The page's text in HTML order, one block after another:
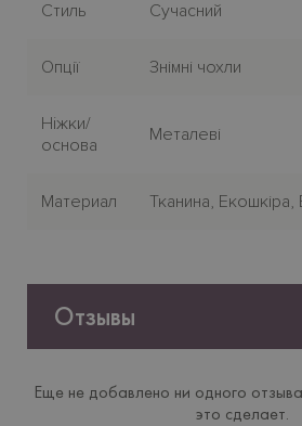
Стиль Сучасний
Опції Знімні чохли
Нiжки/
основа
Металеві
Материал Тканина,
Отзывы
Еще не добавлено ни одного
это сделает.